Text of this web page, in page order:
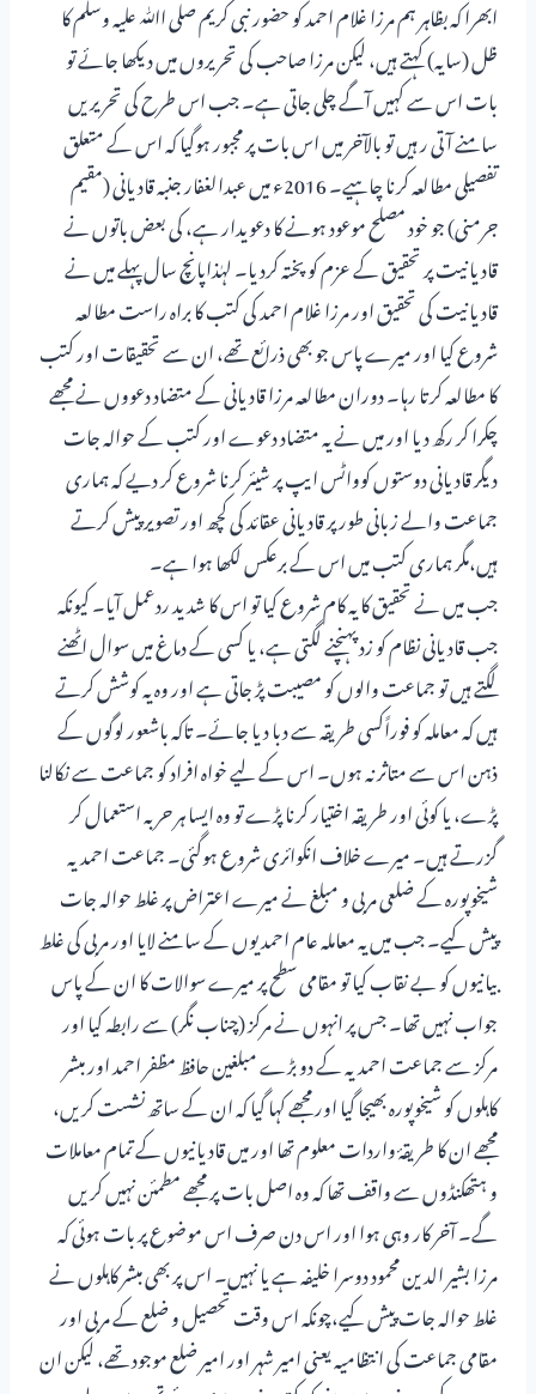
ابھرا کہ بظاہر ہم مرزا غلام احمد کو حضور نبی کریم صلی اﷲ علیہ وسلم کا
ظل (سایہ) کہتے ہیں، لیکن مرزا صاحب کی تحریروں میں دیکھا جائے تو
بات اس سے کہیں آگے چلی جاتی ہے۔ جب اس طرح کی تحریریں
سامنے آتی ر ہیں تو بالآخر میں اس بات پر مجبور ہوگیا کہ اس کے متعلق
تفصیلی مطالعہ کرنا چاہیے۔ 2016ء میں عبدالغفار جنبہ قادیانی (مقیم
جرمنی) جو خود مصلح موعود ہونے کا دعویدار ہے، کی بعض باتوں نے
قادیانیت پر تحقیق کے عزم کو پختہ کردیا۔ لہٰذاپانچ سال پہلے میں نے
قادیانیت کی تحقیق اور مرزا غلام احمد کی کتب کا براہ راست مطالعہ
شروع کیا اور میرے پاس جو بھی ذرائع تھے، ان سے تحقیقات اور کتب
کا مطالعہ کرتا رہا۔ دوران مطالعہ مرزا قادیانی کے متضاد دعووں نے مجھے
چکرا کر رکھ دیا اور میں نے یہ متضاد دعوے اور کتب کے حوالہ جات
دیگر قادیانی دوستوں کوواٹس ایپ پر شیئر کرنا شروع کر دیے کہ ہماری
جماعت والے زبانی طور پر قادیانی عقائد کی کچھ اور تصویر پیش کرتے
ہیں،مگر ہماری کتب میں اس کے برعکس لکھا ہوا ہے۔
جب میں نے تحقیق کا یہ کام شروع کیا تو اس کا شدید ردعمل آیا۔ کیونکہ
جب قادیانی نظام کو زد پہنچنے لگتی ہے، یا کسی کے دماغ میں سوال اٹھنے
لگتے ہیں تو جماعت والوں کو مصیبت پڑ جاتی ہے اور وہ یہ کوشش کرتے
ہیں کہ معاملہ کو فوراًکسی طریقہ سے دبا دیا جائے۔ تاکہ باشعور لوگوں کے
ذہن اس سے متاثر نہ ہوں۔ اس کے لیے خواہ افراد کو جماعت سے نکالنا
پڑے، یا کوئی اور طریقہ اختیار کرنا پڑے تو وہ ایسا ہر حربہ استعمال کر
گزرتے ہیں۔ میرے خلاف انکوائری شروع ہوگئی۔ جماعت احمدیہ
شیخوپورہ کے ضلعی مربی و مبلغ نے میرے اعتراض پر غلط حوالہ جات
پیش کیے۔ جب میں یہ معاملہ عام احمدیوں کے سامنے لایا اور مربی کی غلط
بیانیوں کو بے نقاب کیا تو مقامی سطح پر میرے سوالات کا ان کے پاس
جواب نہیں تھا۔ جس پر انہوں نے مرکز (چناب نگر) سے رابطہ کیا اور
مرکز سے جماعت احمدیہ کے دو بڑے مبلغین حافظ مظفر احمد اور مبشر
کاہلوں کو شیخوپورہ بھیجا گیا اور مجھے کہا گیا کہ ان کے ساتھ نشست کریں،
مجھے ان کا طریقۂ واردات معلوم تھا اور میں قادیانیوں کے تمام معاملات
و ہتھکنڈوں سے واقف تھا کہ وہ اصل بات پر مجھے مطمئن نہیں کریں
گے۔ آخر کار وہی ہوا اور اس دن صرف اس موضوع پر بات ہوئی کہ
مرزا بشیر الدین محمود دوسرا خلیفہ ہے یا نہیں۔ اس پر بھی مبشر کاہلوں نے
غلط حوالہ جات پیش کیے،چونکہ اس وقت تحصیل و ضلع کے مربی اور
مقامی جماعت کی انتظامیہ یعنی امیر شہر اور امیر ضلع موجود تھے، لیکن ان